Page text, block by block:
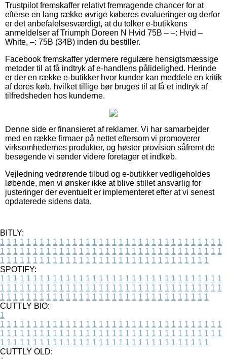
Trustpilot fremskaffer relativt fremragende chancer for at
efterse en lang række øvrige køberes evalueringer og derfor
er det anbefalelsesværdigt, at du tolker e-butikkens
anmeldelser af Triumph Doreen N Hvid 75B – –: Hvid –
White, –: 75B (34B) inden du bestiller.
Facebook fremskaffer ydermere regulære hensigtsmæssige
metoder til at få indtryk af e-handlens pålidelighed. Herinde
er der en række e-butikker hvor kunder kan meddele en kritik
af deres køb, hvilket tillige bør bruges til at få et indtryk af
tilfredsheden hos kunderne.
Denne side er finansieret af reklamer. Vi har samarbejder
med en række firmaer på nettet eftersom vi promoverer
virksomhedernes produkter, og høster provision såfremt de
besøgende vi sender videre foretager et indkøb.
Vejledning vedrørende tilbud og e-butikker vedligeholdes
løbende, men vi ønsker ikke at blive stillet ansvarlig for
justeringer der eventuelt er implementeret efter at vi senest
opdaterede sidens data.
BITLY:
1 1 1 1 1 1 1 1 1 1 1 1 1 1 1 1 1 1 1 1 1 1 1 1 1 1 1 1 1 1 1 1 1 1
1 1 1 1 1 1 1 1 1 1 1 1 1 1 1 1 1 1 1 1 1 1 1 1 1 1 1 1 1 1 1 1 1 1
1 1 1 1 1 1 1 1 1 1 1 1 1 1 1 1 1 1 1 1 1 1 1 1 1 1 1 1 1 1 1 1
SPOTIFY:
1 1 1 1 1 1 1 1 1 1 1 1 1 1 1 1 1 1 1 1 1 1 1 1 1 1 1 1 1 1 1 1 1 1
1 1 1 1 1 1 1 1 1 1 1 1 1 1 1 1 1 1 1 1 1 1 1 1 1 1 1 1 1 1 1 1 1 1
1 1 1 1 1 1 1 1 1 1 1 1 1 1 1 1 1 1 1 1 1 1 1 1 1 1 1 1 1 1 1 1
CUTTLY BIO:
1
1 1 1 1 1 1 1 1 1 1 1 1 1 1 1 1 1 1 1 1 1 1 1 1 1 1 1 1 1 1 1 1 1 1
1 1 1 1 1 1 1 1 1 1 1 1 1 1 1 1 1 1 1 1 1 1 1 1 1 1 1 1 1 1 1 1 1 1
1 1 1 1 1 1 1 1 1 1 1 1 1 1 1 1 1 1 1 1 1 1 1 1 1 1 1 1 1 1 1 1
CUTTLY OLD: